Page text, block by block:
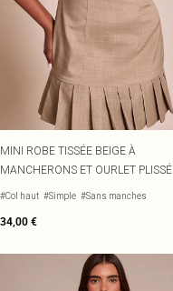
MINI ROBE TISSÉE BEIGE À
MANCHERONS ET OURLET PLISSÉ
#Col haut #Simple #Sans manches
34,00 €